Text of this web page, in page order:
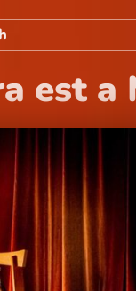
est a